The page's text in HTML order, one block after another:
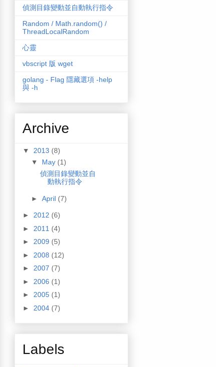
偵測目錄變動並自動執行指令
Random / Math.random() /
ThreadLocalRandom
心靈
vbscript 版 wget
golang - Flag 隱藏選項 -help
與 -h
Archive
▼ 2013 (8)
▼ May (1)
偵測目錄變動並自
動執行指令
► April (7)
► 2012 (6)
► 2011 (4)
► 2009 (5)
► 2008 (12)
► 2007 (7)
► 2006 (1)
► 2005 (1)
► 2004 (7)
Labels